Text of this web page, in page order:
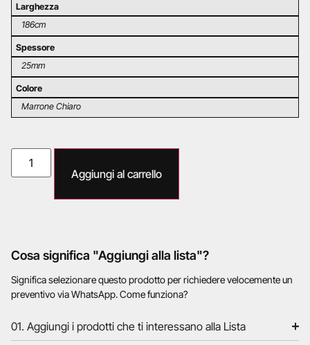
Larghezza
186cm
Spessore
25mm
Colore
Marrone Chiaro
Aggiungi al carrello
Cosa significa "Aggiungi alla lista"?
Significa selezionare questo prodotto per richiedere velocemente un
preventivo via WhatsApp. Come funziona?
01. Aggiungi i prodotti che ti interessano alla Lista